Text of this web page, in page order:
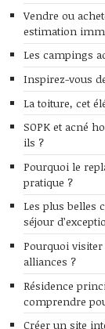
Vendre ou
estimation
Les campings
Inspirez-vous
La toiture, cet
SOPK et acné
ils ?
Pourquoi le
pratique ?
Les plus belles
séjour
Pourquoi visiter
alliances ?
Résidence
comprendre
Créer un site